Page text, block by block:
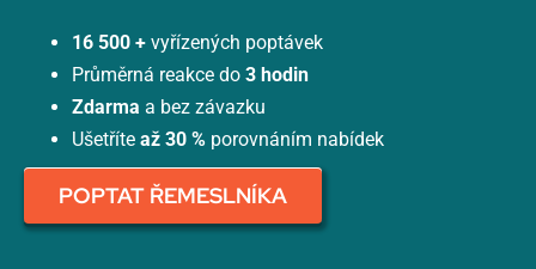
16 500 + vyřízených poptávek
Průměrná reakce do 3 hodin
Zdarma a bez závazku
Ušetříte až 30 %porovnáním nabídek
POPTAT ŘEMESLNÍKA